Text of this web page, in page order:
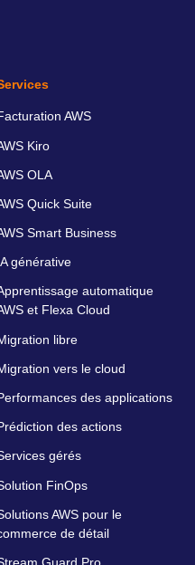
AWS
Kiro
OLA
Quick Suite
Smart Business
générative
automatique
et Flexa Cloud
libre
vers le cloud
des applications
des actions
gérés
FinOps
AWS pour le
de détail